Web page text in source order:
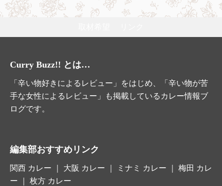
Curry Buzz!! とは…
「辛い物好きによるレビュー」をはじめ、「辛い物が苦
手な女性によるレビュー」も掲載しているカレー情報ブ
ログです。
編集部おすすめリンク
関西 カレー 大阪 カレー ｜ ミナミ カレー ｜ 梅田 カレ
ー ｜ 枚方 カレー